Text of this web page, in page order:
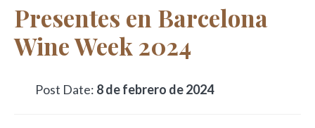
Presentes en Barcelona
Wine Week 2024
Post Date: 8 de febrero de 2024